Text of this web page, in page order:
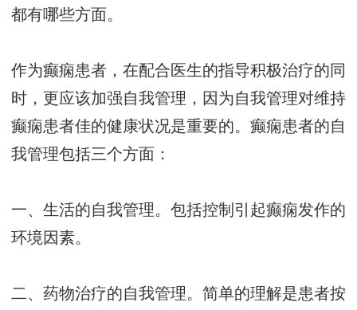
都有哪些方面。
作为癫痫患者，在配合医生的指导积极治疗的同
时，更应该加强自我管理，因为自我管理对维持
癫痫患者佳的健康状况是重要的。癫痫患者的自
我管理包括三个方面：
一、生活的自我管理。包括控制引起癫痫发作的
环境因素。
二、药物治疗的自我管理。简单的理解是患者按